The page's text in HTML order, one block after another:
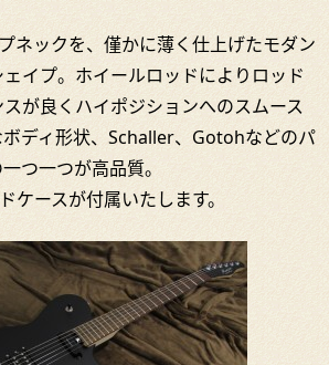
ネックを、僅かに薄く仕上げたモダン
イプ。ホイールロッドによりロッド
が良くハイポジションへのスムース
ディ形状、Schaller、Gotohなどのパ
つ一つが高品質。
ケースが付属いたします。